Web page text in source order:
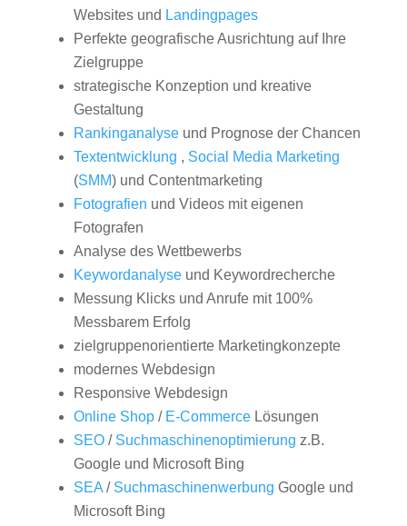
Websites und Landingpages
Perfekte geografische Ausrichtung auf Ihre
Zielgruppe
strategische Konzeption und kreative
Gestaltung
Rankinganalyseund Prognose der Chancen
Textentwicklung , Social Media Marketing
(SMM) und Contentmarketing
Fotografien und Videos mit eigenen
Fotografen
Analyse des Wettbewerbs
Keywordanalyseund Keywordrecherche
Messung Klicks und Anrufe mit 100%
Messbarem Erfolg
zielgruppenorientierte Marketingkonzepte
modernes Webdesign
Responsive Webdesign
Online Shop/ E-CommerceLösungen
SEO/ Suchmaschinenoptimierung z.B.
Google und Microsoft Bing
SEA/ Suchmaschinenwerbung Google und
Microsoft Bing